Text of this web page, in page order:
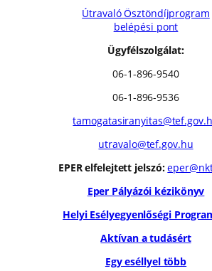
Útravaló Ösztöndíjprogram
belépési pont
Ügyfélszolgálat:
06-1-896-9540
06-1-896-9536
utravalo@tef.gov.hu
EPER elfelejtett jelszó:
Eper Pályázói kézikönyv
Helyi Esélyegyenlőségi
Aktívan a tudásért
Egy eséllyel több